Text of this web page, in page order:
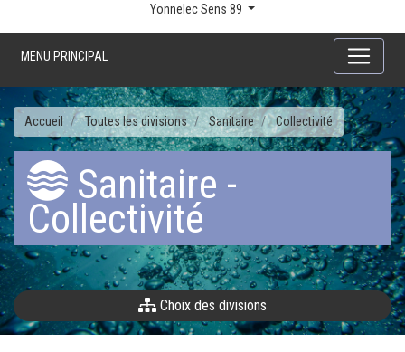
Yonnelec Sens 89
MENU PRINCIPAL
Accueil Toutes les divisions Sanitaire Collectivité
Sanitaire -
Collectivité
Choix des divisions